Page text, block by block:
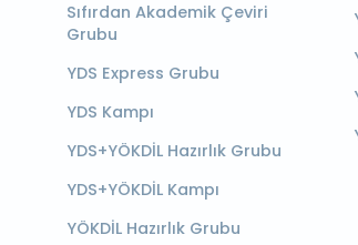
Sıfırdan Akademik Çeviri
Grubu
YDS Express Grubu
YDS Kampı
YDS+YÖKDİL Hazırlık Grubu
YDS+YÖKDİL Kampı
YÖKDİL Hazırlık Grubu